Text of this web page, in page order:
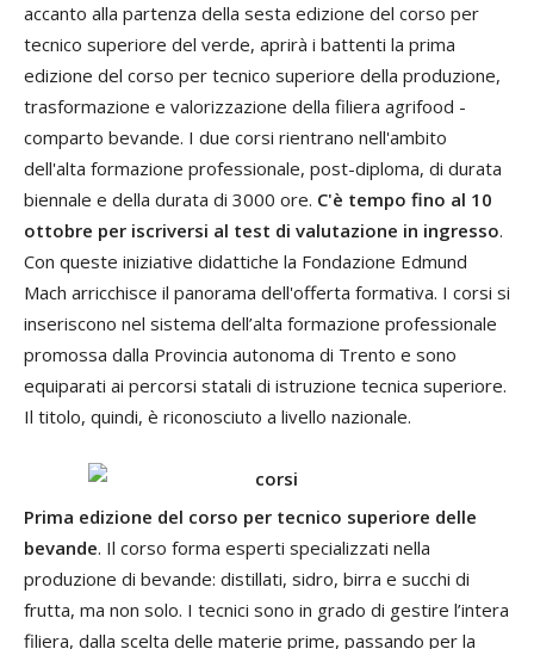
accanto alla partenza della sesta edizione del corso per
tecnico superiore del verde, aprirà i battenti la prima
edizione del corso per tecnico superiore della produzione,
trasformazione e valorizzazione della filiera agrifood -
comparto bevande. I due corsi rientrano nell'ambito
dell'alta formazione professionale, post-diploma, di durata
biennale e della durata di 3000 ore. C'è tempo fino al 10
ottobre per iscriversi al test di valutazione in ingresso.
Con queste iniziative didattiche la Fondazione Edmund
Mach arricchisce il panorama dell'offerta formativa. I corsi si
inseriscono nel sistema dell’alta formazione professionale
promossa dalla Provincia autonoma di Trento e sono
equiparati ai percorsi statali di istruzione tecnica superiore.
Il titolo, quindi, è riconosciuto a livello nazionale.
Prima edizione del corso per tecnico superiore delle
bevande. Il corso forma esperti specializzati nella
produzione di bevande: distillati, sidro, birra e succhi di
frutta, ma non solo. I tecnici sono in grado di gestire l’intera
filiera, dalla scelta delle materie prime, passando per la